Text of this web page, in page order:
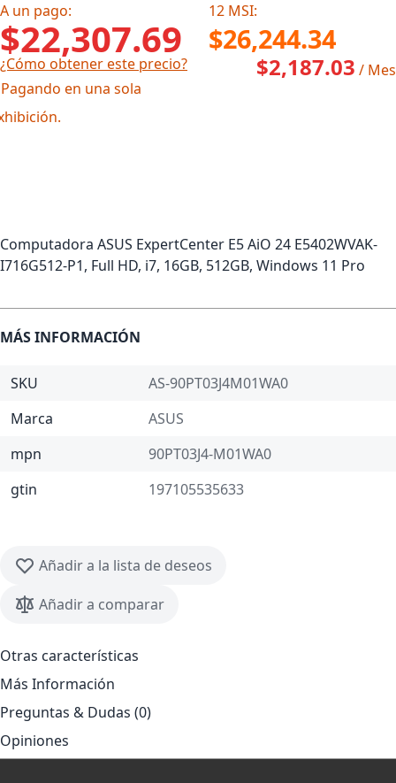
A un pago: 12 MSI:
$22,307.69 $26,244.34
¿Cómo obtener este precio?
en una sola
$2,187.03 / Mes
Computadora ASUS ExpertCenter E5 AiO 24 E5402WVAK-
I716G512-P1, Full HD, i7, 16GB, 512GB, Windows 11 Pro
MÁS INFORMACIÓN
SKU
AS-90PT03J4M01WA0
Marca
ASUS
mpn
90PT03J4-M01WA0
gtin
197105535633
Añadir a la lista de deseos
Añadir a comparar
Otras características
Más Información
Preguntas & Dudas (0)
Opiniones